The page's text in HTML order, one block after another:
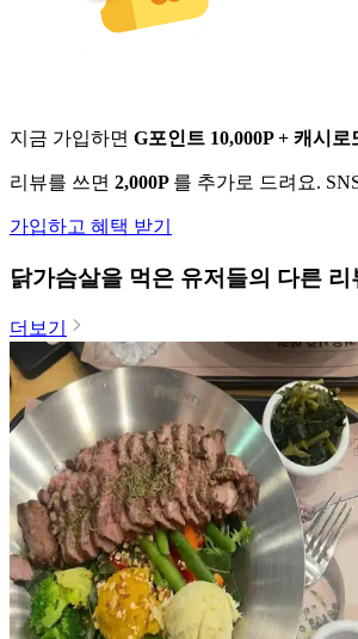
지금 가입하면 G포인트 10,000P + 캐시로
리뷰를 쓰면 2,000P 를 추가로 드려요.
가입하고 혜택 받기
닭가슴살을 먹은 유저들의 다른 리
더보기